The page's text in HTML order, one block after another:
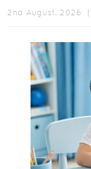
2nd August, 2026 ｜